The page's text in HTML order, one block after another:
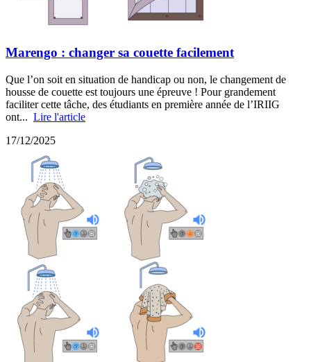
Marengo : changer sa couette facilement
Que l’on soit en situation de handicap ou non, le changement de
housse de couette est toujours une épreuve ! Pour grandement
faciliter cette tâche, des étudiants en première année de l’IRIIG
ont... Lire l'article
17/12/2025